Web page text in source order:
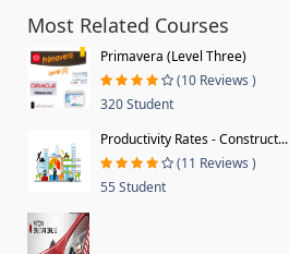
Most Related Courses
Primavera (Level Three)
(10 Reviews )
320 Student
Productivity Rates - Construct...
(11 Reviews )
55 Student